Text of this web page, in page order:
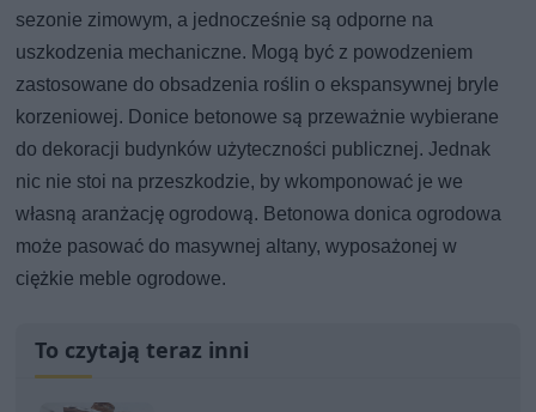
sezonie zimowym, a jednocześnie są odporne na
uszkodzenia mechaniczne. Mogą być z powodzeniem
zastosowane do obsadzenia roślin o ekspansywnej bryle
korzeniowej. Donice betonowe są przeważnie wybierane
do dekoracji budynków użyteczności publicznej. Jednak
nic nie stoi na przeszkodzie, by wkomponować je we
własną aranżację ogrodową. Betonowa donica ogrodowa
może pasować do masywnej altany, wyposażonej w
ciężkie meble ogrodowe.
To czytają teraz inni